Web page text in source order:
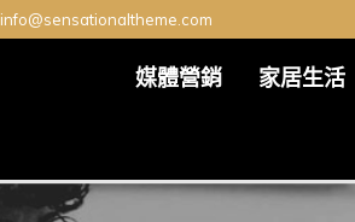
info@sensationaltheme.com
媒體營銷 家居生活